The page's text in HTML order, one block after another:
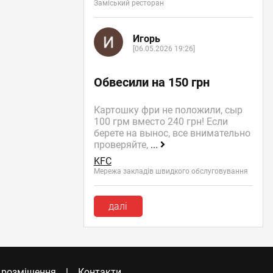
Заміський ресторан
Игорь
[06.05.2026 19:26]
Обвесили на 150 грн
Картошку фри не положили, сыр
100 грм вместо 240 грн! Если
берете на вынос, все внимательно
проверяйте, ...
KFC
Мережа закладів швидкого обслуговування
далі